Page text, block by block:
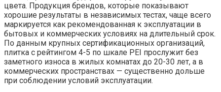
цвета. Продукция брендов, которые показывают
хорошие результаты в независимых тестах, чаще всего
маркируется как рекомендованная к эксплуатации в
бытовых и коммерческих условиях на длительный срок.
По данным крупных сертификационных организаций,
плитка с рейтингом 4-5 по шкале PEI прослужит без
заметного износа в жилых комнатах до 20-30 лет, а в
коммерческих пространствах — существенно дольше
при соблюдении условий эксплуатации.